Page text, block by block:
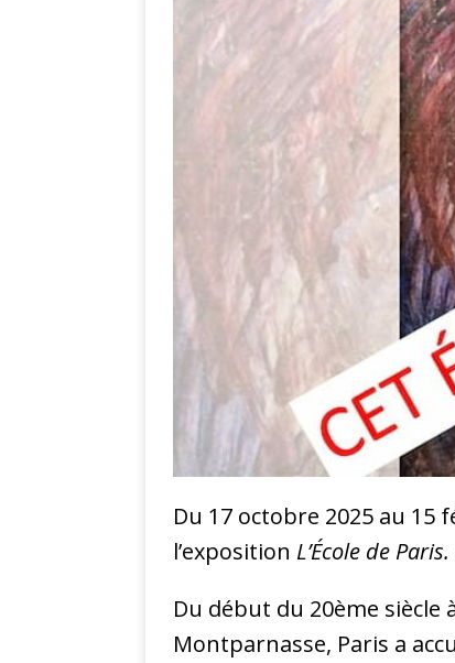
Du 17 octobre 2025 au 15
l’exposition L’École de
Du début du 20ème siècle
Montparnasse, Paris a